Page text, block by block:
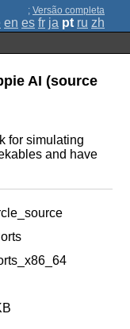
; Versão completa
en es fr ja pt ru zh
AI (source
for simulating
and have